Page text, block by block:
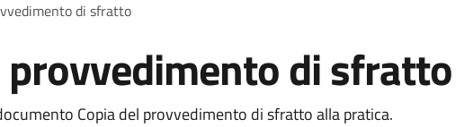
panedi sfratto
provvedimento di sfratto
Copia del provvedimento di sfratto alla pratica.